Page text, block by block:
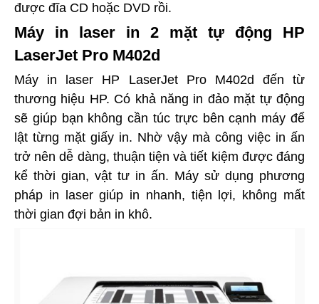
được đĩa CD hoặc DVD rồi.
Máy in laser in 2 mặt tự động HP
LaserJet Pro M402d
Máy in laser HP LaserJet Pro M402d đến từ
thương hiệu HP. Có khả năng in đảo mặt tự động
sẽ giúp bạn không cần túc trực bên cạnh máy để
lật từng mặt giấy in. Nhờ vậy mà công việc in ấn
trở nên dễ dàng, thuận tiện và tiết kiệm được đáng
kể thời gian, vật tư in ấn. Máy sử dụng phương
pháp in laser giúp in nhanh, tiện lợi, không mất
thời gian đợi bản in khô.